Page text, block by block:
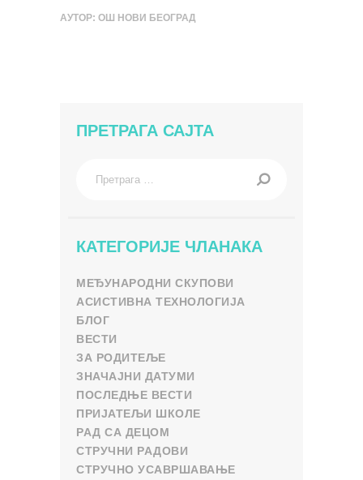
АУТОР: ОШ НОВИ БЕОГРАД
ПРЕТРАГА САЈТА
КАТЕГОРИЈЕ ЧЛАНАКА
МЕЂУНАРОДНИ СКУПОВИ
АСИСТИВНА ТЕХНОЛОГИЈА
БЛОГ
ВЕСТИ
ЗА РОДИТЕЉЕ
ЗНАЧАЈНИ ДАТУМИ
ПОСЛЕДЊЕ ВЕСТИ
ПРИЈАТЕЉИ ШКОЛЕ
РАД СА ДЕЦОМ
СТРУЧНИ РАДОВИ
СТРУЧНО УСАВРШАВАЊЕ